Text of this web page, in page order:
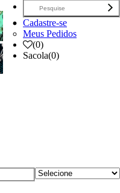
Cadastre-se
Meus Pedidos
(0)
Sacola(0)